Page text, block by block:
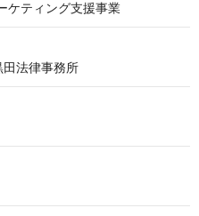
ケティング支援事業
法律事務所